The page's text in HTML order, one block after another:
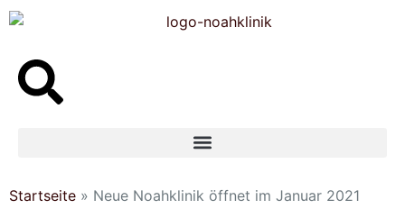
springen
Startseite » Neue Noahklinik öffnet im Januar 2021